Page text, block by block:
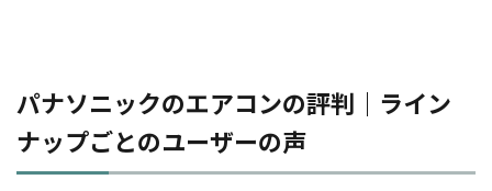
パナソニックのエアコンの評判｜ライン
ナップごとのユーザーの声